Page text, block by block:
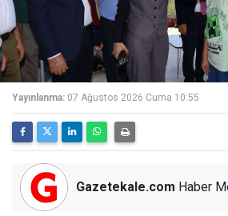
Yayınlanma: 07 Ağustos 2026 Cuma 10:55
Gazetekale.com Haber